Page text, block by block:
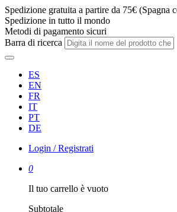
Spedizione gratuita a partire da 75€ (Spagna
Spedizione in tutto il mondo
Metodi di pagamento sicuri
Barra di ricerca
ES
EN
FR
IT
PT
DE
Login / Registrati
0
Il tuo carrello è vuoto
Subtotale